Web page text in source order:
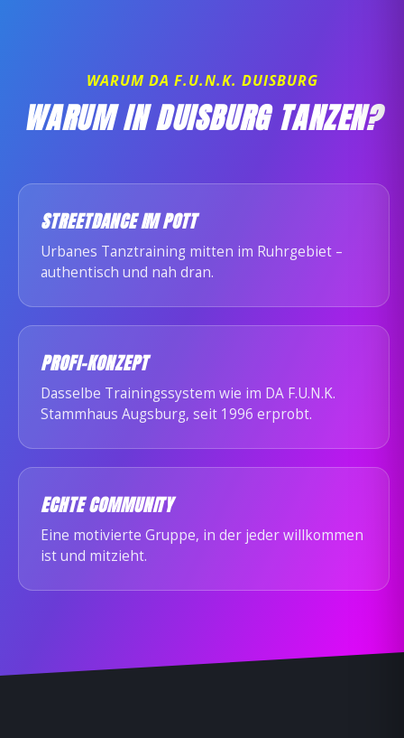
WARUM DA F.U.N.K. DUISBURG
WARUM IN DUISBURG TANZEN?
STREETDANCE IM POTT
Urbanes Tanztraining mitten im Ruhrgebiet –
authentisch und nah dran.
PROFI-KONZEPT
Dasselbe Trainingssystem wie im DA F.U.N.K.
Stammhaus Augsburg, seit 1996 erprobt.
ECHTE COMMUNITY
Eine motivierte Gruppe, in der jeder willkommen
ist und mitzieht.